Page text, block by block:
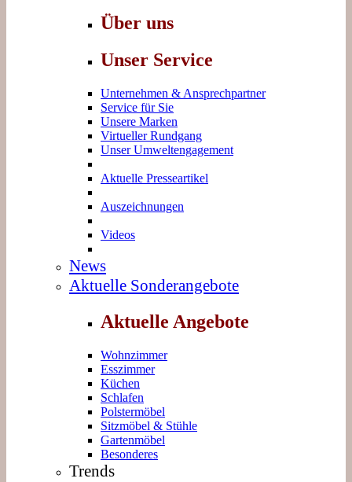
Über uns
Unser Service
Unternehmen & Ansprechpartner
Service für Sie
Unsere Marken
Virtueller Rundgang
Unser Umweltengagement
Aktuelle Presseartikel
Auszeichnungen
Videos
News
Aktuelle Sonderangebote
Aktuelle Angebote
Wohnzimmer
Esszimmer
Küchen
Schlafen
Polstermöbel
Sitzmöbel & Stühle
Gartenmöbel
Besonderes
Trends